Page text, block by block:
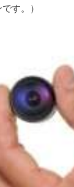
す。）